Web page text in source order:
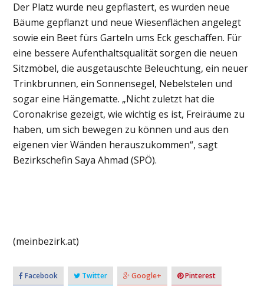
Der Platz wurde neu gepflastert, es wurden neue
Bäume gepflanzt und neue Wiesenflächen angelegt
sowie ein Beet fürs Garteln ums Eck geschaffen. Für
eine bessere Aufenthaltsqualität sorgen die neuen
Sitzmöbel, die ausgetauschte Beleuchtung, ein neuer
Trinkbrunnen, ein Sonnensegel, Nebelstelen und
sogar eine Hängematte. „Nicht zuletzt hat die
Coronakrise gezeigt, wie wichtig es ist, Freiräume zu
haben, um sich bewegen zu können und aus den
eigenen vier Wänden herauszukommen“, sagt
Bezirkschefin Saya Ahmad (SPÖ).
(meinbezirk.at)
Facebook Twitter Google+ Pinterest